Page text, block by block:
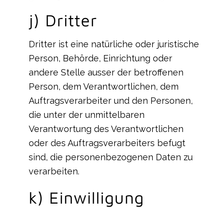
j) Dritter
Dritter ist eine natürliche oder juristische
Person, Behörde, Einrichtung oder
andere Stelle ausser der betroffenen
Person, dem Verantwortlichen, dem
Auftragsverarbeiter und den Personen,
die unter der unmittelbaren
Verantwortung des Verantwortlichen
oder des Auftragsverarbeiters befugt
sind, die personenbezogenen Daten zu
verarbeiten.
k) Einwilligung